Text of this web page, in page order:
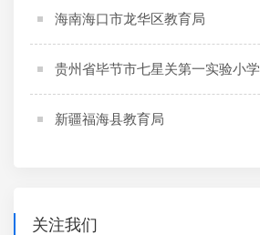
海南海口市龙华区教育局
贵州省毕节市七星关第一实验小学
新疆福海县教育局
关注我们